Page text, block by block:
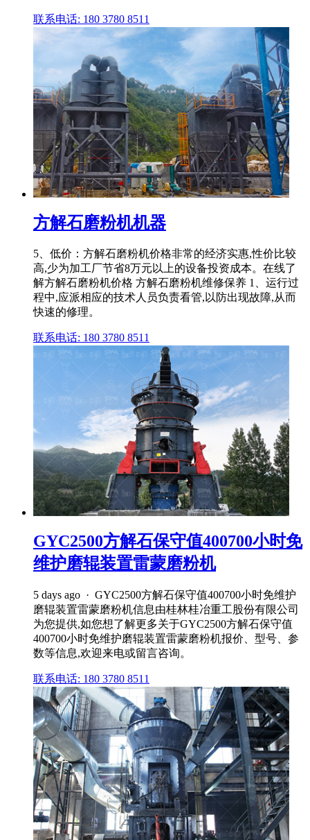
联系电话: 180 3780 8511
方解石磨粉机机器
5、低价：方解石磨粉机价格非常的经济实惠,性价比较
高,少为加工厂节省8万元以上的设备投资成本。在线了
解方解石磨粉机价格 方解石磨粉机维修保养 1、运行过
程中,应派相应的技术人员负责看管,以防出现故障,从而
快速的修理。
联系电话: 180 3780 8511
GYC2500方解石保守值400700小时免
维护磨辊装置雷蒙磨粉机
5 days ago · GYC2500方解石保守值400700小时免维护
磨辊装置雷蒙磨粉机信息由桂林桂冶重工股份有限公司
为您提供,如您想了解更多关于GYC2500方解石保守值
400700小时免维护磨辊装置雷蒙磨粉机报价、型号、参
数等信息,欢迎来电或留言咨询。
联系电话: 180 3780 8511